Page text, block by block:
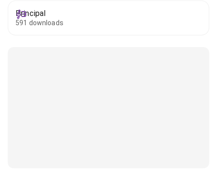
Principal
591 downloads